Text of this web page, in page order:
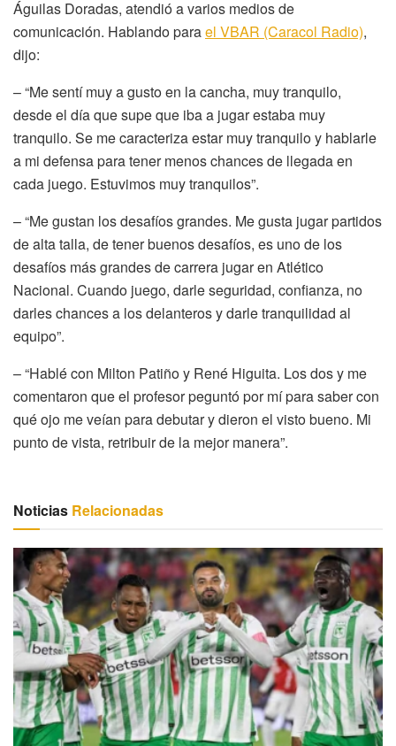
Águilas Doradas, atendió a varios medios de
comunicación. Hablando parael VBAR (Caracol Radio),
dijo:
– “Me sentí muy a gusto en la cancha, muy tranquilo,
desde el día que supe que iba a jugar estaba muy
tranquilo. Se me caracteriza estar muy tranquilo y hablarle
a mi defensa para tener menos chances de llegada en
cada juego. Estuvimos muy tranquilos”.
– “Me gustan los desafíos grandes. Me gusta jugar partidos
de alta talla, de tener buenos desafíos, es uno de los
desafíos más grandes de carrera jugar en Atlético
Nacional. Cuando juego, darle seguridad, confianza, no
darles chances a los delanteros y darle tranquilidad al
equipo”.
– “Hablé con Milton Patiño y René Higuita. Los dos y me
comentaron que el profesor peguntó por mí para saber con
qué ojo me veían para debutar y dieron el visto bueno. Mi
punto de vista, retribuir de la mejor manera”.
Noticias Relacionadas